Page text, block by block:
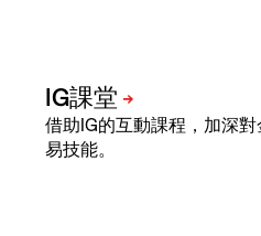
借助IG的互動課程，加深
易技能。